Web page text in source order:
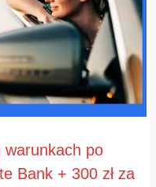
warunkach po
Bank + 300 zł za